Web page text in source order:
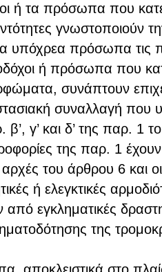
ή τα πρόσωπα που
γνωστοποιούν
υπόχρεα πρόσωπα τις
ή πρόσωπα που
συνάπτουν
συναλλαγή που
β’, γ’ και δ’ της παρ. 1
της παρ. 1
του άρθρου 6 και οι
ή ελεγκτικές
εγκληματικές
της